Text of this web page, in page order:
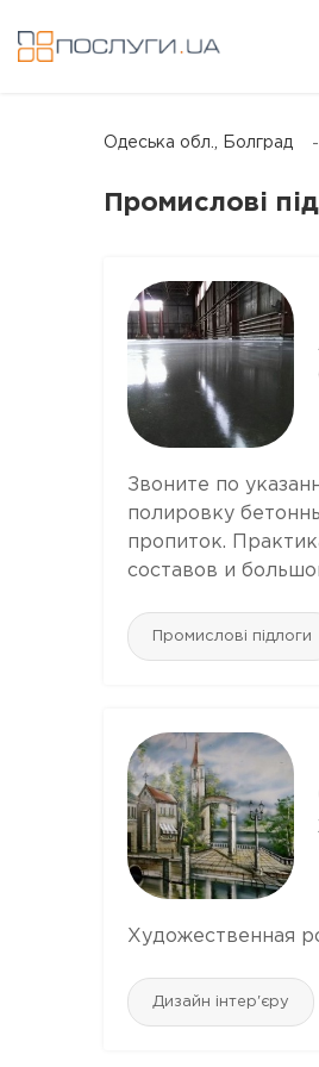
Одеська обл., Болград
Промислові
Звоните по
полировку
пропиток.
составов и
Промислові підлоги
Художественная
Дизайн інтер'єру